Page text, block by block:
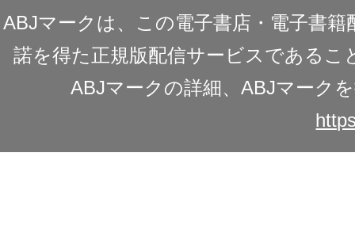
ABJマークは、この電子書店・電子書
諾を得た正規版配信サービスであるこ
ABJマークの詳細、ABJマーク